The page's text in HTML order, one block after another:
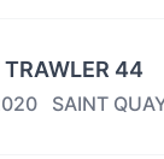
44
SAINT